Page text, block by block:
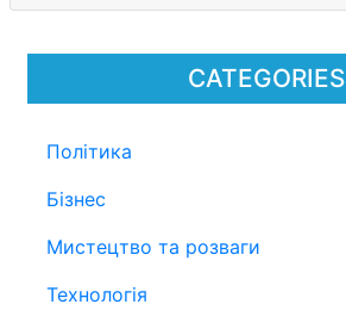
CATEGORIES
Політика
Бізнес
Мистецтво та розваги
Технологія